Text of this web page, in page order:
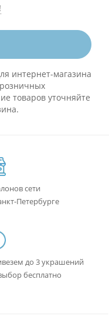
интернет-магазина
товаров уточняйте
сети
Петербурге
до 3 украшений
бесплатно